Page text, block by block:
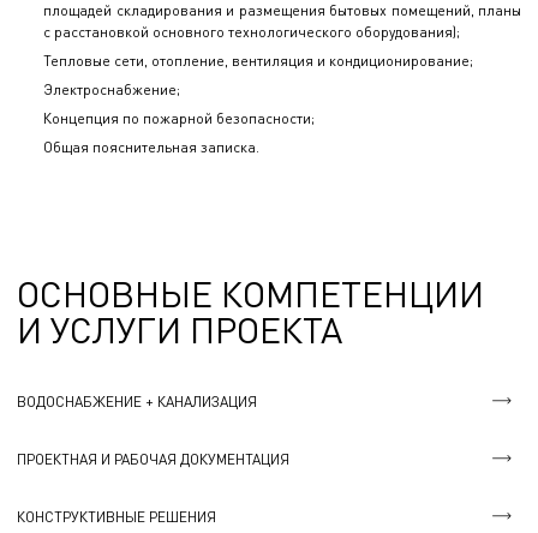
площадей складирования и размещения бытовых помещений, планы
с расстановкой основного технологического оборудования);
Тепловые сети, отопление, вентиляция и кондиционирование;
Электроснабжение;
Концепция по пожарной безопасности;
Общая пояснительная записка.
ОСНОВНЫЕ КОМПЕТЕНЦИИ
И УСЛУГИ ПРОЕКТА
ВОДОСНАБЖЕНИЕ + КАНАЛИЗАЦИЯ
ПРОЕКТНАЯ И РАБОЧАЯ ДОКУМЕНТАЦИЯ
КОНСТРУКТИВНЫЕ РЕШЕНИЯ